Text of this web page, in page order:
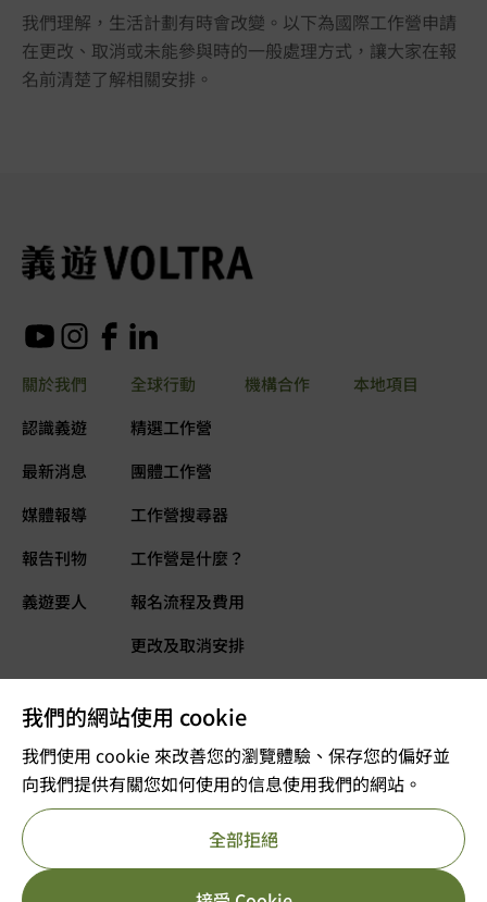
我們的網站使用 cookie
我們使用 cookie 來改善您的瀏覽體驗、保存您的偏好並
向我們提供有關您如何使用的信息使用我們的網站。
全部拒絕
我們理解，生活計劃有時會改變。以下為國際工作營申請
在更改、取消或未能參與時的一般處理方式，讓大家在報
名前清楚了解相關安排。
關於我們
認識義遊
最新消息
媒體報導
報告刊物
義遊要人
全球行動
精選工作營
團體工作營
工作營搜尋器
工作營是什麼？
報名流程及費用
更改及取消安排
本地項目
義遊網誌
機構合作
立即捐款
©2025 版權屬VOLTRA義遊所有
註冊及編號：公司註冊 53610456獲豁免繳稅的慈善團體
參考編號 : 91/11726